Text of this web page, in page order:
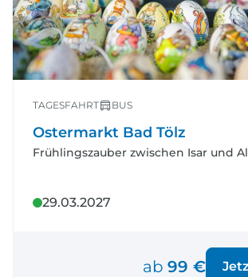
TAGESFAHRT BUS
Ostermarkt Bad Tölz
Frühlingszauber zwischen Isar und
29.03.2027
ab 99 €